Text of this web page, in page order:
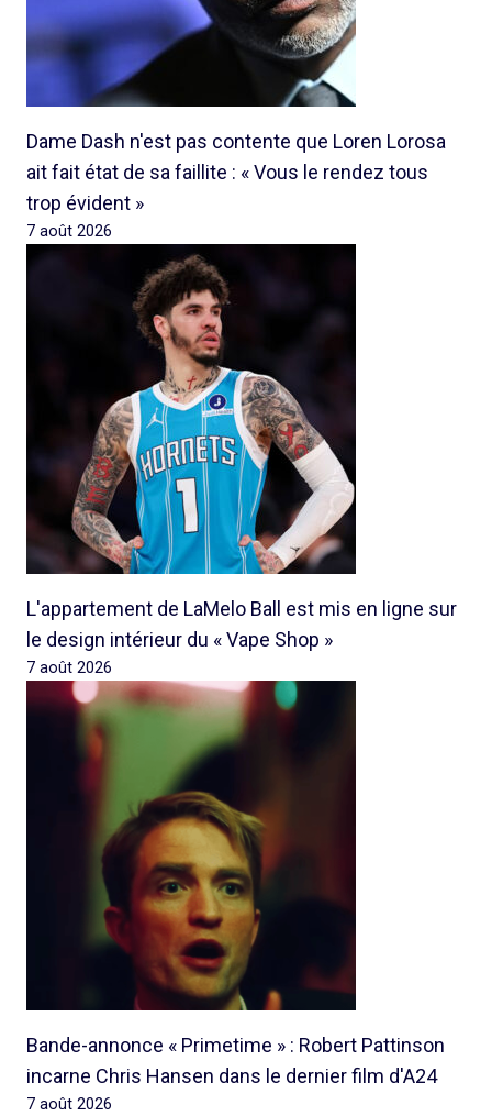
Dame Dash n'est pas contente que Loren Lorosa
ait fait état de sa faillite : « Vous le rendez tous
trop évident »
7 août 2026
L'appartement de LaMelo Ball est mis en ligne sur
le design intérieur du « Vape Shop »
7 août 2026
Bande-annonce « Primetime » : Robert Pattinson
incarne Chris Hansen dans le dernier film d'A24
7 août 2026